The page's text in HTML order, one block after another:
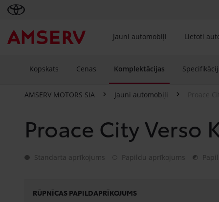
Jauni automobiļi Lietoti
Kopskats Cenas Komplektācijas
AMSERV MOTORS SIA Jauni automobiļi Proace
Proace City Verso
Standarta aprīkojums
Standarta aprīkojums Papildu aprīkojums
Papildu aprīkojums
RŪPNĪCAS PAPILDAPRĪKOJUMS